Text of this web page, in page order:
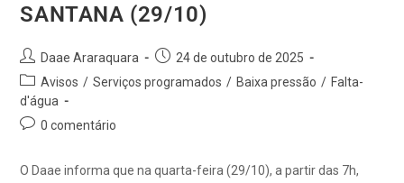
SANTANA (29/10)
Daae Araraquara
24 de outubro de 2025
Avisos / Serviços programados / Baixa pressão / Falta-
d'água
0 comentário
O Daae informa que na quarta-feira (29/10), a partir das 7h,